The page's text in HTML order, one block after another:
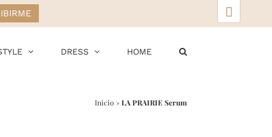
DRESS HOME
Inicio »LA PRAIRIE Serum